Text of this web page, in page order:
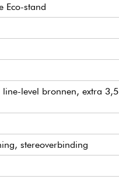
Eco-stand
level bronnen, extra
stereoverbinding